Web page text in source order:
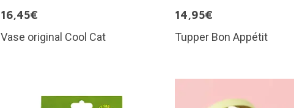
16,45€
Vase original Cool Cat
14,95€
Tupper Bon Appétit